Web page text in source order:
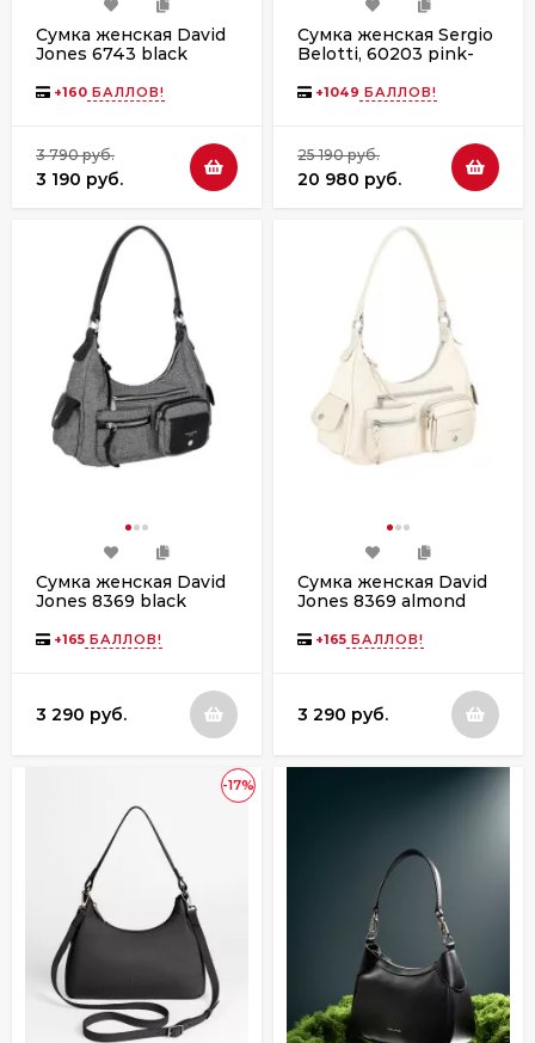
Сумка женская David
Jones 6743 black
+160 БАЛЛОВ!
3 790 руб.
3 190 руб.
Сумка женская Sergio
Belotti, 60203 pink-
+1049 БАЛЛОВ!
25 190 руб.
20 980 руб.
Сумка женская David
Jones 8369 black
+165 БАЛЛОВ!
3 290 руб.
Сумка женская David
Jones 8369 almond
+165 БАЛЛОВ!
3 290 руб.
-17%